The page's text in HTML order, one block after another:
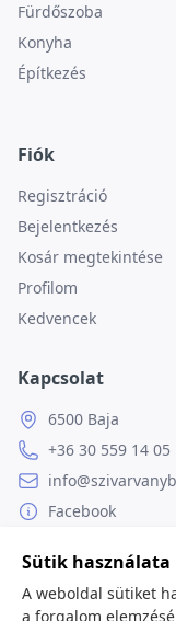
Fürdőszoba
Konyha
Építkezés
Fiók
Regisztráció
Bejelentkezés
Kosár megtekintése
Profilom
Kedvencek
Kapcsolat
6500 Baja
+36 30 559 14 05
Facebook
Sütik használata
A weboldal sütiket
a forgalom